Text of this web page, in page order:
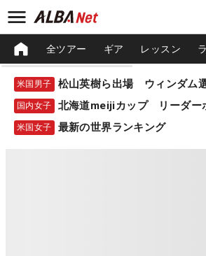
全ツアー ギア レッスン
米国男子
国内女子 北海道meijiカップ リーダー
米国女子 最新の世界ランキング